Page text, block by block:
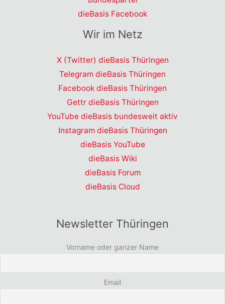
dieBasis Facebook
Wir im Netz
X (Twitter) dieBasis Thüringen
Telegram dieBasis Thüringen
Facebook dieBasis Thüringen
Gettr dieBasis Thüringen
YouTube dieBasis bundesweit aktiv
Instagram dieBasis Thüringen
dieBasis YouTube
dieBasis Wiki
dieBasis Forum
dieBasis Cloud
Newsletter Thüringen
Vorname oder ganzer Name
Email